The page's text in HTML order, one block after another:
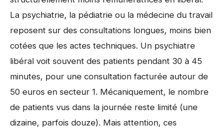
La psychiatrie, la pédiatrie ou la médecine du travail
reposent sur des consultations longues, moins bien
cotées que les actes techniques. Un psychiatre
libéral voit souvent des patients pendant 30 à 45
minutes, pour une consultation facturée autour de
50 euros en secteur 1. Mécaniquement, le nombre
de patients vus dans la journée reste limité (une
dizaine, parfois douze). Mais attention, ces